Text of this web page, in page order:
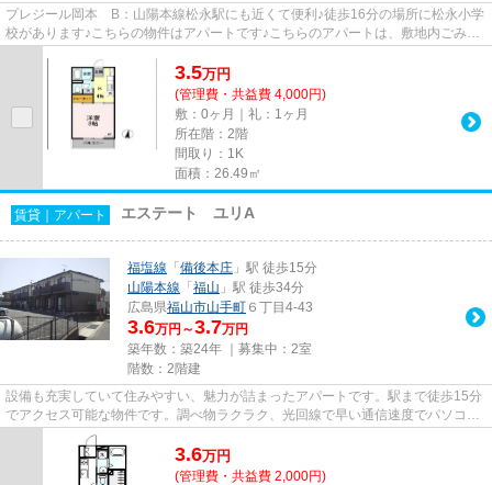
プレジール岡本 B：山陽本線松永駅にも近くて便利♪徒歩16分の場所に松永小学
校があります♪こちらの物件はアパートです♪こちらのアパートは、敷地内ごみ置
3.5万円
(管理費・共益費 4,000円)
敷：0ヶ月｜礼：1ヶ月
所在階：2階
間取り：1K
面積：26.49㎡
賃貸｜アパート エステート ユリA
福塩線 「 備後本庄 」駅 徒歩15分
山陽本線 「 福山 」駅 徒歩34分
広島県福山市山手町 ６丁目4-43
3.6万円～3.7万円
築年数：築24年 ｜募集中： 2室
階数：2階建
設備も充実していて住みやすい、魅力が詰まったアパートです。駅まで徒歩15分
でアクセス可能な物件です。調べ物ラクラク、光回線で早い通信速度でパソコン
が使用できます。084-928-181...
3.6万円
(管理費・共益費 2,000円)